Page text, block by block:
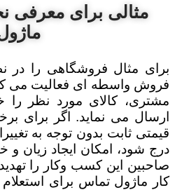
مثالی برای معرفی
برای مثال فروشگاهی را در
فروش واسطه ای فعالیت می
مشتری، کالای مورد نظر را
ارسال می نماید. اگر برای
قیمتی ثابت بدون توجه به
درج شود، امکان ایجاد زیان
صاحبین این کسب وکار را
کار ماژول تماس برای